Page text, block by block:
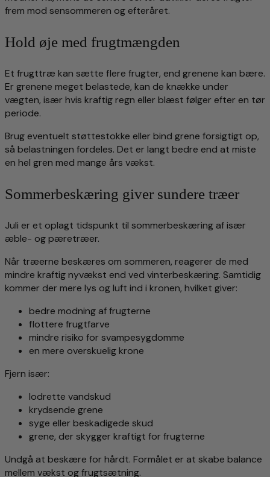
frem mod sensommeren og efteråret.
Hold øje med frugtmængden
Et frugttræ kan sætte flere frugter, end grenene kan bære.
Er grenene meget belastede, kan de knække under
vægten, især hvis kraftig regn eller blæst følger efter en tør
periode.
Brug eventuelt støttestokke eller bind grene forsigtigt op,
så belastningen fordeles. Det er langt bedre end at miste
en hel gren med mange års vækst.
Sommerbeskæring giver sundere træer
Juli er et oplagt tidspunkt til sommerbeskæring af især
æble- og pæretræer.
Når træerne beskæres om sommeren, reagerer de med
mindre kraftig nyvækst end ved vinterbeskæring. Samtidig
kommer der mere lys og luft ind i kronen, hvilket giver:
bedre modning af frugterne
flottere frugtfarve
mindre risiko for svampesygdomme
en mere overskuelig krone
Fjern især:
lodrette vandskud
krydsende grene
syge eller beskadigede skud
grene, der skygger kraftigt for frugterne
Undgå at beskære for hårdt. Formålet er at skabe balance
mellem vækst og frugtsætning.